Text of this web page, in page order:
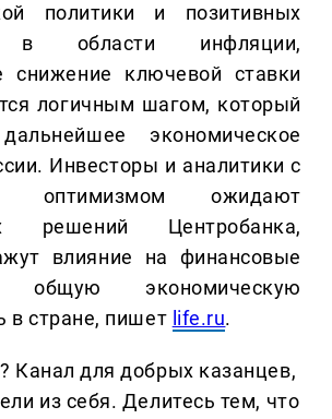
политики и позитивных
в области инфляции,
снижение ключевой ставки
логичным шагом, который
экономическое
Инвесторы и аналитики с
оптимизмом ожидают
решений Центробанка,
влияние на финансовые
экономическую
в стране, пишет life.ru.
Канал для добрых казанцев,
из себя. Делитеcь тем, что